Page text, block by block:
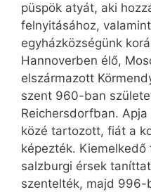
püspök atyát, aki
felnyitásához,
egyházközségünk
Hannoverben élő,
elszármazott
szent 960-ban
Reichersdorfban.
közé tartozott, fiát a
képezték.
salzburgi érsek
szentelték, majd 996-